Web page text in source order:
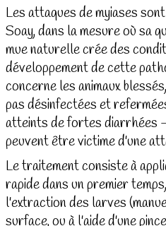
Les attaques de myiases
Soay, dans la mesure où sa
mue naturelle crée des
développement de cette
concerne les animaux
pas désinfectées et
atteints de fortes diarrhées
peuvent être victime d'une
Le traitement consiste à
rapide dans un premier
l'extraction des larves
surface, ou à l'aide d'une